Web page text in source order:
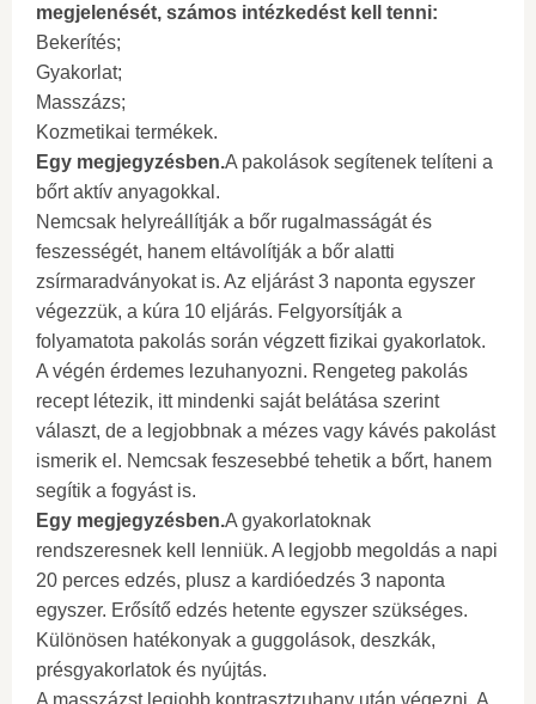
megjelenését, számos intézkedést kell tenni:
Bekerítés;
Gyakorlat;
Masszázs;
Kozmetikai termékek.
Egy megjegyzésben.A pakolások segítenek telíteni a
bőrt aktív anyagokkal.
Nemcsak helyreállítják a bőr rugalmasságát és
feszességét, hanem eltávolítják a bőr alatti
zsírmaradványokat is. Az eljárást 3 naponta egyszer
végezzük, a kúra 10 eljárás. Felgyorsítják a
folyamatota pakolás során végzett fizikai gyakorlatok.
A végén érdemes lezuhanyozni. Rengeteg pakolás
recept létezik, itt mindenki saját belátása szerint
választ, de a legjobbnak a mézes vagy kávés pakolást
ismerik el. Nemcsak feszesebbé tehetik a bőrt, hanem
segítik a fogyást is.
Egy megjegyzésben.A gyakorlatoknak
rendszeresnek kell lenniük. A legjobb megoldás a napi
20 perces edzés, plusz a kardióedzés 3 naponta
egyszer. Erősítő edzés hetente egyszer szükséges.
Különösen hatékonyak a guggolások, deszkák,
présgyakorlatok és nyújtás.